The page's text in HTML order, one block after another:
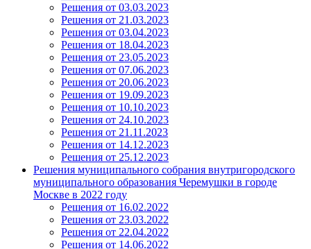
Решения от 03.03.2023
Решения от 21.03.2023
Решения от 03.04.2023
Решения от 18.04.2023
Решения от 23.05.2023
Решения от 07.06.2023
Решения от 20.06.2023
Решения от 19.09.2023
Решения от 10.10.2023
Решения от 24.10.2023
Решения от 21.11.2023
Решения от 14.12.2023
Решения от 25.12.2023
Решения муниципального собрания внутригородского
муниципального образования Черемушки в городе
Москве в 2022 году
Решения от 16.02.2022
Решения от 23.03.2022
Решения от 22.04.2022
Решения от 14.06.2022